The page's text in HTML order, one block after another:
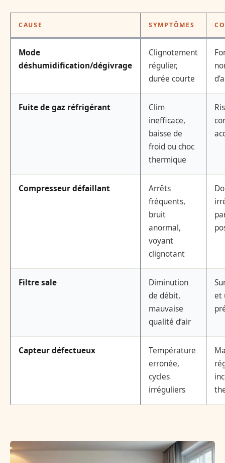
CAUSE SYMPTÔMES
Mode
déshumidification/dégivrage
Clignotement
régulier,
durée courte
Fuite de gaz réfrigérant
Clim
inefficace,
baisse de
froid ou choc
thermique
Compresseur défaillant
Arrêts
fréquents,
bruit
anormal,
voyant
clignotant
Filtre sale
Diminution
de débit,
mauvaise
qualité d’air
et
Capteur défectueux
Température
erronée,
cycles
irréguliers